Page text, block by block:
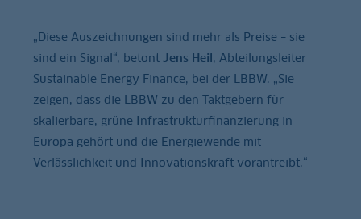
„Diese Auszeichnungen sind mehr als Preise – sie
sind ein Signal“, betont Jens Heil, Abteilungsleiter
Sustainable Energy Finance, bei der LBBW. „Sie
zeigen, dass die LBBW zu den Taktgebern für
skalierbare, grüne Infrastrukturfinanzierung in
Europa gehört und die Energiewende mit
Verlässlichkeit und Innovationskraft vorantreibt.“